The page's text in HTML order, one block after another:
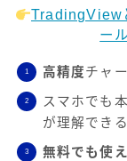
TradingView
ー
高精度チャ
スマホでも
が理解でき
無料でも使